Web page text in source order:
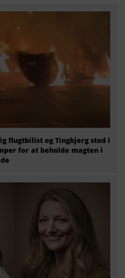
flugtbilist og Tingbjerg stod i
for at beholde magten i